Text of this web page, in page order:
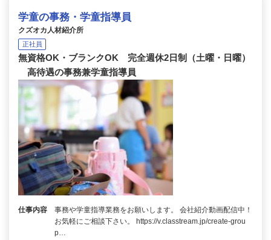
学童の事務・学童指導員
クズオカ人材紹介所
正社員
無資格OK・ブランクOK 完全週休2日制（土曜・日曜）
高待遇の事務兼学童指導員
仕事内容
事務や学童指導業務をお願いします。 会社紹介動画配信中！
お気軽にご相談下さい。 https://v.classtream.jp/create-grou
p…